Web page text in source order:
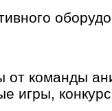
команды
игры,